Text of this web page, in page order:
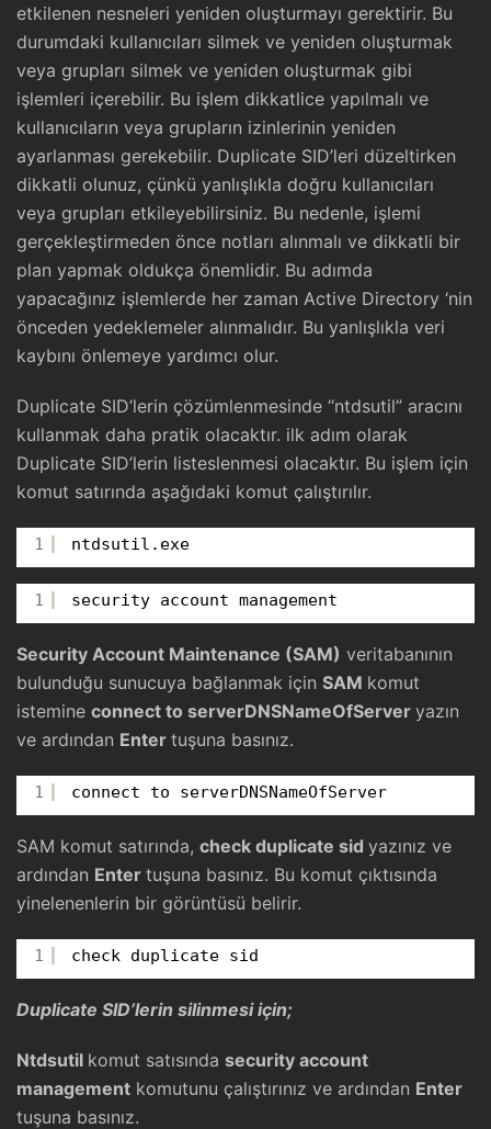
etkilenen nesneleri yeniden oluşturmayı gerektirir. Bu
durumdaki kullanıcıları silmek ve yeniden oluşturmak
veya grupları silmek ve yeniden oluşturmak gibi
işlemleri içerebilir. Bu işlem dikkatlice yapılmalı ve
kullanıcıların veya grupların izinlerinin yeniden
ayarlanması gerekebilir. Duplicate SID’leri düzeltirken
dikkatli olunuz, çünkü yanlışlıkla doğru kullanıcıları
veya grupları etkileyebilirsiniz. Bu nedenle, işlemi
gerçekleştirmeden önce notları alınmalı ve dikkatli bir
plan yapmak oldukça önemlidir. Bu adımda
yapacağınız işlemlerde her zaman Active Directory ‘nin
önceden yedeklemeler alınmalıdır. Bu yanlışlıkla veri
kaybını önlemeye yardımcı olur.
Duplicate SID’lerin çözümlenmesinde “ntdsutil” aracını
kullanmak daha pratik olacaktır. ilk adım olarak
Duplicate SID’lerin listeslenmesi olacaktır. Bu işlem için
komut satırında aşağıdaki komut çalıştırılır.
1 ntdsutil.exe
1 security account management
Security Account Maintenance (SAM) veritabanının
bulunduğu sunucuya bağlanmak için SAM komut
istemine connect to serverDNSNameOfServer yazın
ve ardından Enter tuşuna basınız.
1 connect to serverDNSNameOfServer
SAM komut satırında, check duplicate sid yazınız ve
ardından Enter tuşuna basınız. Bu komut çıktısında
yinelenenlerin bir görüntüsü belirir.
1 check duplicate sid
Duplicate SID’lerin silinmesi için;
Ntdsutil komut satısında security account
management komutunu çalıştırınız ve ardından Enter
tuşuna basınız.